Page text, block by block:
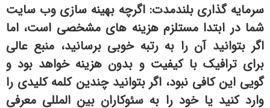
سرمایه گذاری بلندمدت: اگرچه بهینه سازی وب سایت
شما در ابتدا مستلزم هزینه های مشخصی است، اما
اگر بتوانید آن را به رتبه خوبی برسانید، منبع عالی
برای ترافیک با کیفیت و بدون هزینه خواهد بود و
گویی این کافی نبود، اگر بتوانید چندین کلمه کلیدی را
وارد کنید یا خود را به سئوکاران بین المللی معرفی